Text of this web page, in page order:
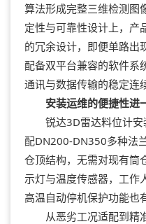
算法形成完整三维检测图
定性与可靠性设计上，产
的冗余设计，即便单路出
配备双平台兼容的软件系
通讯与数据传输的稳定连
安装运维的便捷性进
锐达3D雷达料位计安
配DN200-DN350多种法
仓顶结构，无需对现有筒
示灯与温度传感器，工作
高温自动停机保护功能也
从恶劣工况适配到精